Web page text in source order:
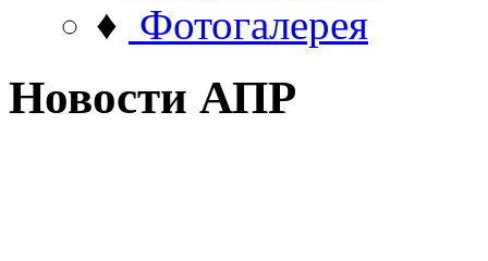
♦ Фотогалерея
Новости АПР